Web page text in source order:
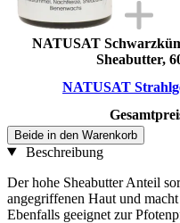
NATUSAT
Sheabutter,
NATUSAT
Beide in den Warenkorb
Beschreibung
Der hohe Sheabutter Anteil
angegriffenen Haut und
Ebenfalls geeignet zur